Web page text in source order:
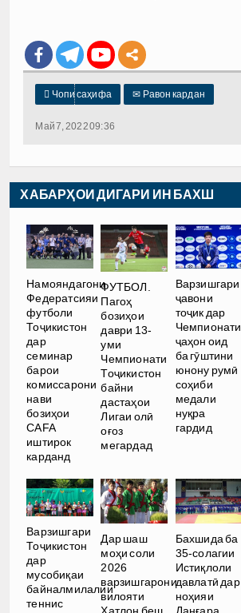
 Чопи саҳифа ✉ Равон кардан
Май 7, 2022 09:36
ХАБАРҲОИ ДИГАРИ ИН БАХШ
Намояндагони
Федератсияи
футболи
Тоҷикистон
дар
семинар
барои
комиссарони
нави
бозиҳои
CAFA
иштирок
карданд
ФУТБОЛ.
Пагоҳ
бозиҳои
даври 13-
уми
Чемпионати
Тоҷикистон
байни
дастаҳои
Лигаи олӣ
оғоз
мегардад
Варзишгари
ҷавони
тоҷик дар
Чемпионати
ҷаҳон оид
ба гӯштини
юнону румӣ
соҳиби
медали
нуқра
гардид
Варзишгари
Тоҷикистон
дар
мусобиқаи
байналмилалии
теннис
Дар шаш
моҳи соли
2026
варзишгарони
вилояти
Хатлон беш
Бахшида ба
35-солагии
Истиқлоли
давлатӣ дар
ноҳияи
Данғара